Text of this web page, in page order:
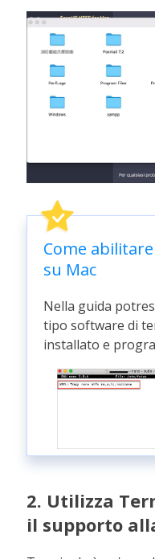
Come
su Mac
Nella guida
tipo software di
installato e
2. Utilizza
il supporto